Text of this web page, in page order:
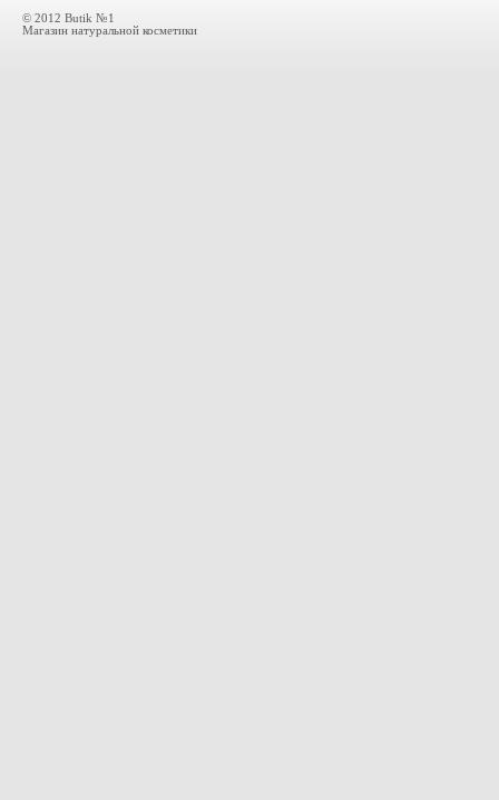
© 2012 Butik №1
Магазин натуральной косметики